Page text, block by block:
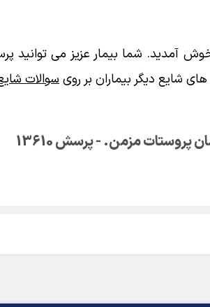
آمدید. شما بیمار عزیز می توانید
شایع دیگر بیماران بر رویسوالات
پروستات مزمن. - پرسش 13610